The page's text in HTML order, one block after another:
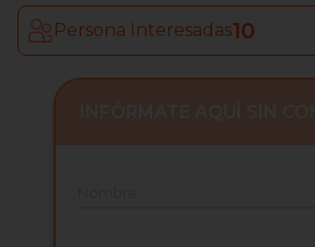
Persona Interesadas10